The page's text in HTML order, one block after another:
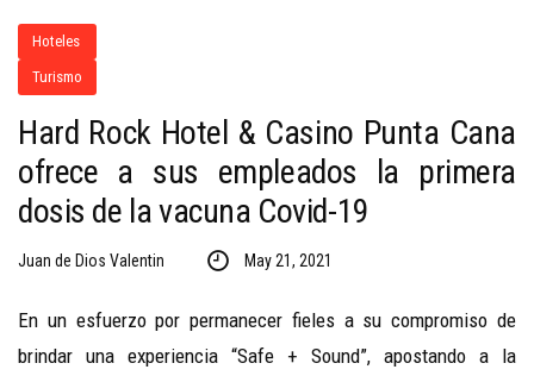
Hoteles
Turismo
Hard Rock Hotel & Casino Punta Cana
ofrece a sus empleados la primera
dosis de la vacuna Covid-19
Juan de Dios Valentin May 21, 2021
En un esfuerzo por permanecer fieles a su compromiso de
brindar una experiencia “Safe + Sound”, apostando a la